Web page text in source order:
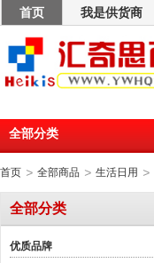
首页 我是供货商
全部分类
首页 > 全部商品 > 生活日用 >
全部分类
优质品牌